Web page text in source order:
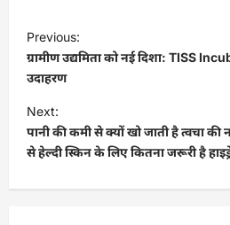
o
s
t
n
a
v
Previous:
ग्रामीण उद्यमिता को नई दिशा: TISS
उदाहरण
Next:
पानी की कमी से क्यों खो जाती है त्वचा
से हेल्दी स्किन के लिए कितना जरूरी है